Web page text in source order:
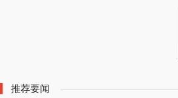
推荐要闻